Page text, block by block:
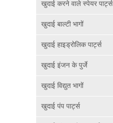
खुदाई करने वाले स्पेयर पार्ट्स
खुदाई बाल्टी भागों
खुदाई हाइड्रोलिक पार्ट्स
खुदाई इंजन के पुर्जे
खुदाई विद्युत भागों
खुदाई पंप पार्ट्स